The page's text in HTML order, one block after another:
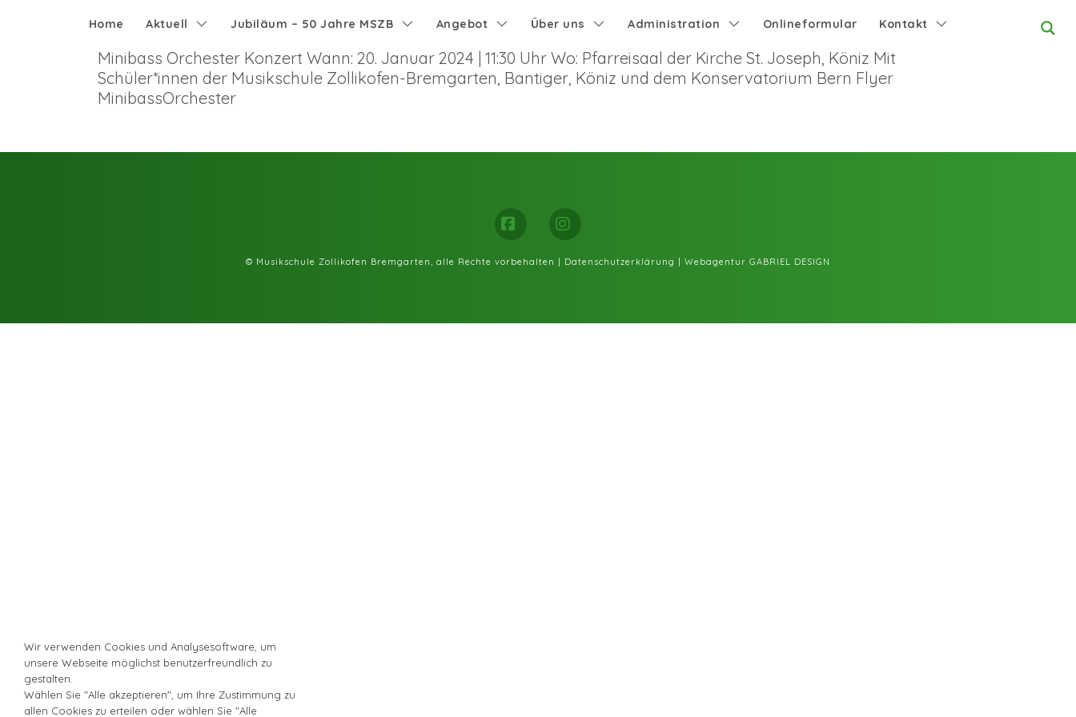
Home Aktuell Jubiläum – 50 Jahre MSZB Angebot Über uns Administration Onlineformular Kontakt
Minibass Orchester Konzert Wann: 20. Januar 2024 | 11:30 Uhr Wo: Pfarreisaal der Kirche St. Joseph, Köniz Mit
Schüler*innen der Musikschule Zollikofen-Bremgarten, Bantiger, Köniz und dem Konservatorium Bern Flyer
MinibassOrchester
FacebookInstagram
© Musikschule Zollikofen Bremgarten, alle Rechte vorbehalten | Datenschutzerklärung Webagentur GABRIEL DESIGN
Wir verwenden Cookies und Analysesoftware, um
unsere Webseite möglichst benutzerfreundlich zu
gestalten.
Wählen Sie "Alle akzeptieren", um Ihre Zustimmung zu
allen Cookies zu erteilen oder wählen Sie "Alle